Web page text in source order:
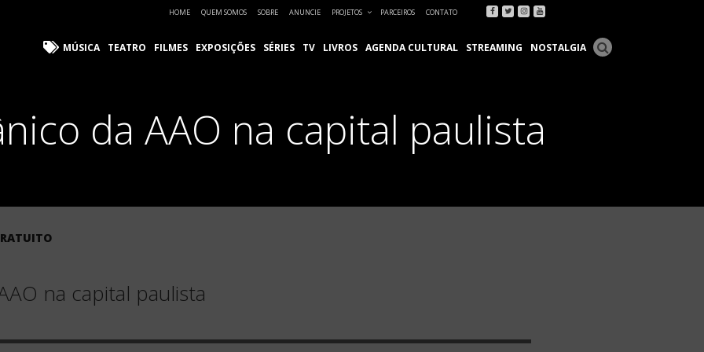
HOME QUEM SOMOS SOBRE ANUNCIE PROJETOS PARCEIROS CONTATO Facebook
Twitter
Instagram
Youtube
MÚSICA TEATRO FILMES EXPOSIÇÕES SÉRIES TV LIVROS AGENDA CULTURAL STREAMING NOSTALGIA
da AAO na capital paulista
na capital paulista